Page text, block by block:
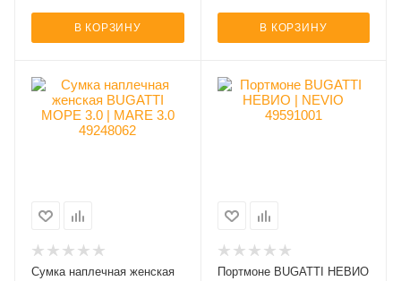
В КОРЗИНУ В КОРЗИНУ
Сумка наплечная женская
Портмоне BUGATTI НЕВИО